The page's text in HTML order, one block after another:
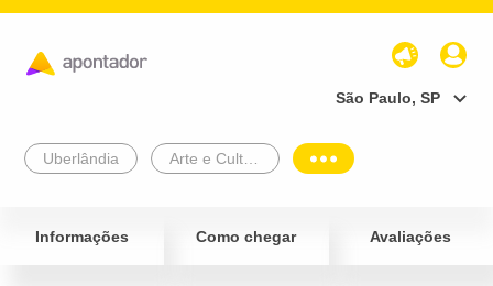
São Paulo, SP
Uberlândia
Informações Como chegar Avaliações